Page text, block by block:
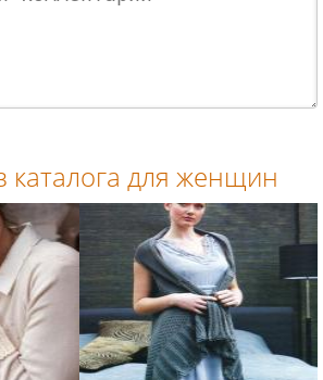
спицами для
каталога для женщин